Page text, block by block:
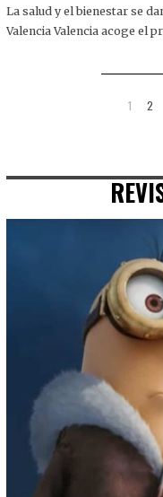
O
,
La salud y el bienestar se
Valencia Valencia acoge el
1 2